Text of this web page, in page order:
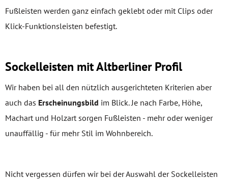
Fußleisten werden ganz einfach geklebt oder mit Clips oder
Klick-Funktionsleisten befestigt.
Sockelleisten mit Altberliner Profil
Wir haben bei all den nützlich ausgerichteten Kriterien aber
auch das Erscheinungsbild im Blick. Je nach Farbe, Höhe,
Machart und Holzart sorgen Fußleisten - mehr oder weniger
unauffällig - für mehr Stil im Wohnbereich.
Nicht vergessen dürfen wir bei der Auswahl der Sockelleisten